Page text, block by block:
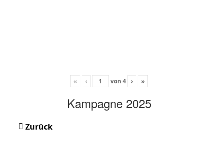
« ‹ von 4 › »
Kampagne 2025
Zurück